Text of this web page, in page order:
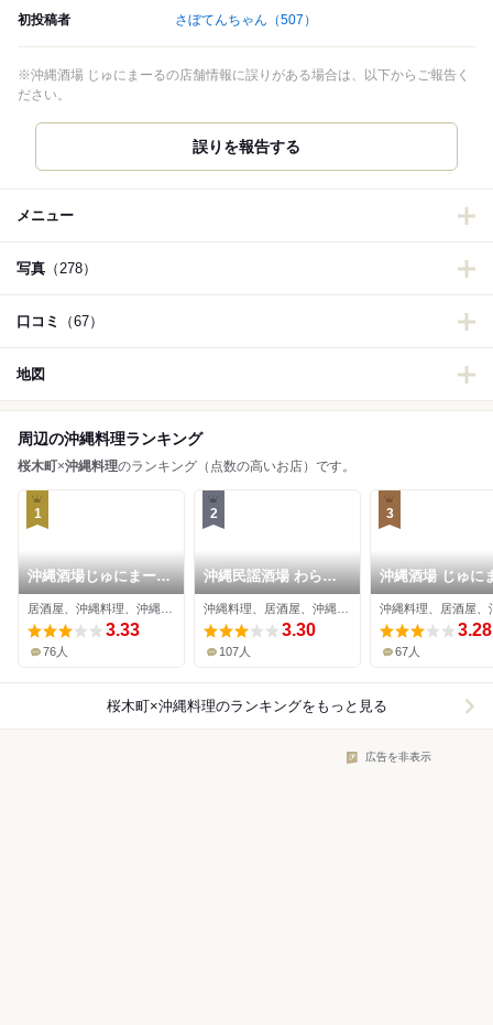
初投稿者 さぼてんちゃん （507）
※沖縄酒場 じゅにまーるの店舗情報に誤りがある場合は、以下からご報告く
ださい。
誤りを報告する
メニュー
写真 （278）
口コミ （67）
地図
周辺の沖縄料理ランキング
桜木町×沖縄料理のランキング（点数の高いお店）です。
1
沖縄酒場じゅにまーる
横浜ドリームランド店
3.33
76人
2
沖縄民謡酒場 わらゆ
ん
3.30
107人
3
沖縄酒場 じゅに
る
3.28
67人
桜木町×沖縄料理のランキングをもっと見る
広告を非表示